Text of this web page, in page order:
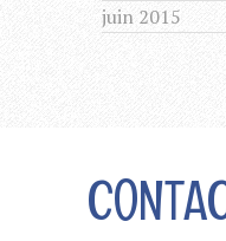
juin 2015